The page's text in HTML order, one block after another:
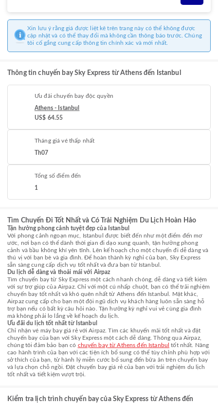
Xin lưu ý rằng giá được liệt kê trên trang này có thể không được
cập nhật và có thể thay đổi mà không cần thông báo trước. Chúng
tôi cố gắng cung cấp thông tin chính xác và mới nhất.
Thông tin chuyến bay Sky Express từ Athens đến Istanbul
Ưu đãi chuyến bay độc quyền
Athens - Istanbul
US$ 64.55
Tháng giá vé thấp nhất
Th07
Tổng số điểm đến
1
Tìm Chuyến Đi Tốt Nhất và Có Trải Nghiệm Du Lịch Hoàn Hảo
Tận hưởng phong cảnh tuyệt đẹp của Istanbul
Với phong cảnh ngoạn mục, Istanbul được biết đến như một điểm đến mơ
ước, nơi bạn có thể dành thời gian đi dạo xung quanh, tận hưởng phong
cảnh và bầu không khí yên tĩnh. Lên kế hoạch cho một chuyến đi dễ dàng và
thú vị với bạn bè và gia đình. Để hoàn thành kỳ nghỉ của bạn, Sky Express
sẵn sàng cung cấp dịch vụ tốt nhất và đưa bạn từ Istanbul.
Du lịch dễ dàng và thoải mái với Airpaz
Tìm chuyến bay từ Sky Express một cách nhanh chóng, dễ dàng và tiết kiệm
với sự trợ giúp của Airpaz. Chỉ với một cú nhấp chuột, bạn có thể trải nghiệm
chuyến bay tốt nhất và khó quên nhất từ Athens đến Istanbul. Mặt khác,
Airpaz cung cấp cho bạn một đội ngũ dịch vụ khách hàng luôn sẵn sàng hỗ
trợ bạn nếu có bất kỳ câu hỏi nào. Tận hưởng kỳ nghỉ vui vẻ cùng gia đình
mà không phải lo lắng về kế hoạch du lịch.
Ưu đãi du lịch tốt nhất từ Istanbul
Chỉ nhận vé máy bay giá rẻ với Airpaz. Tìm các khuyến mãi tốt nhất và đặt
chuyến bay của bạn với Sky Express một cách dễ dàng. Thông qua Airpaz,
chúng tôi đảm bảo bạn có chuyến bay từ Athens đến Istanbul tốt nhất. Nâng
cao hành trình của bạn với các tiện ích bổ sung có thể tùy chỉnh phù hợp với
sở thích của bạn, từ hành lý miễn cước bổ sung đến bữa ăn trên chuyến bay
và lựa chọn chỗ ngồi. Đặt chuyến bay giá rẻ của bạn với trải nghiệm du lịch
tốt nhất và tiết kiệm vượt trội.
Kiểm tra lịch trình chuyến bay của Sky Express từ Athens đến